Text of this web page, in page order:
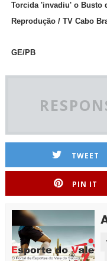
Torcida 'invadiu' o Busto
Reprodução / TV Cabo
GE/PB
TWEET
PIN IT